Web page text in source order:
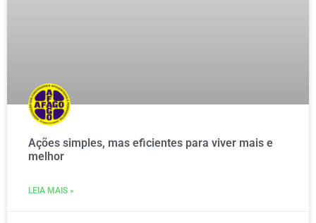
Ações simples, mas eficientes para viver mais e
melhor
LEIA MAIS »